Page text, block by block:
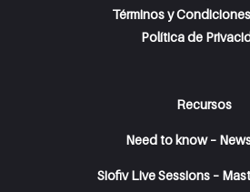
Términos y
Política de
Recursos
Need to know –
Siofiv Live Sessions –